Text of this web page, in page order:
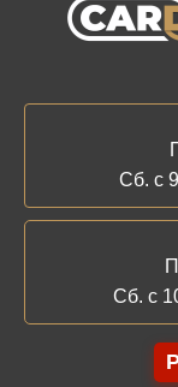
Сб. с
Сб. с